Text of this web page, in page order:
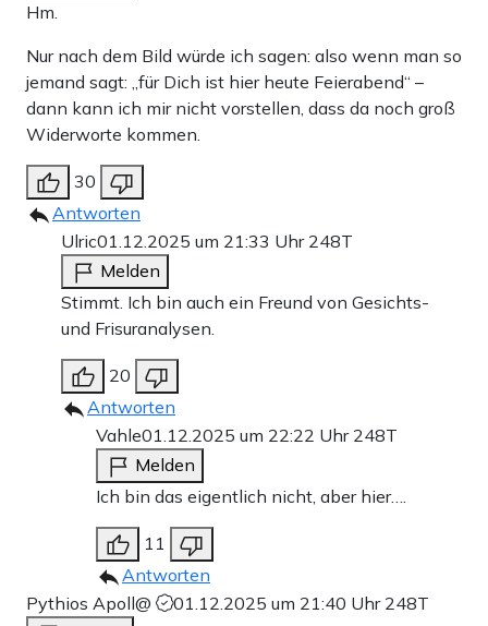
Hm.
Nur nach dem Bild würde ich sagen: also wenn man so
jemand sagt: „für Dich ist hier heute Feierabend“ –
dann kann ich mir nicht vorstellen, dass da noch groß
Widerworte kommen.
30
Antworten
Ulric01.12.2025 um 21:33 Uhr 248T
Melden
Stimmt. Ich bin auch ein Freund von Gesichts-
und Frisuranalysen.
20
Antworten
Vahle01.12.2025 um 22:22 Uhr 248T
Melden
Ich bin das eigentlich nicht, aber hier….
11
Antworten
Pythios Apoll@
01.12.2025 um 21:40 Uhr 248T